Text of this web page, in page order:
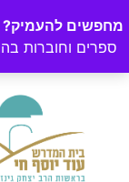
מחפשים להעמיק?
ספרים וחוברות